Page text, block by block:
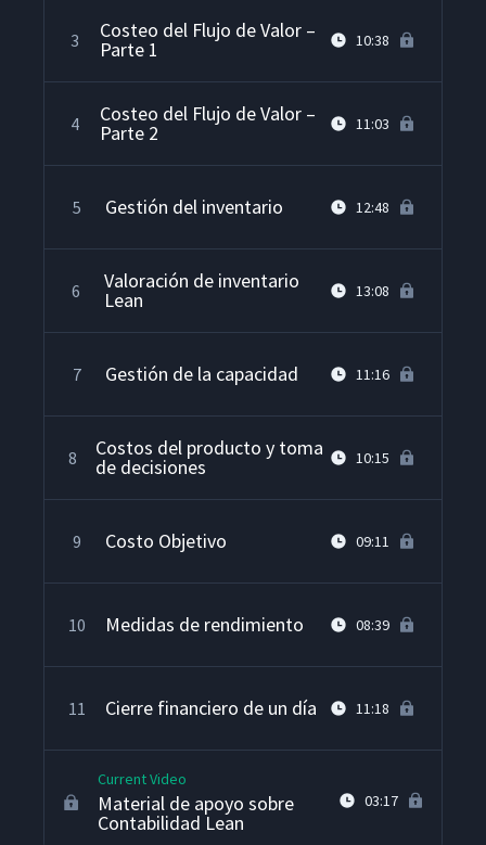
3 Costeo del Flujo de Valor –
Parte 1 10:38
4 Costeo del Flujo de Valor –
Parte 2 11:03
5 Gestión del inventario 12:48
6 Valoración de inventario
Lean 13:08
7 Gestión de la capacidad 11:16
8 Costos del producto y toma
de decisiones 10:15
9 Costo Objetivo 09:11
10 Medidas de rendimiento 08:39
11 Cierre financiero de un día 11:18
Current Video
Material de apoyo sobre
Contabilidad Lean
03:17